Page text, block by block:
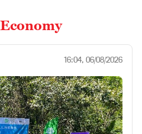
16:04, 06/08/2026